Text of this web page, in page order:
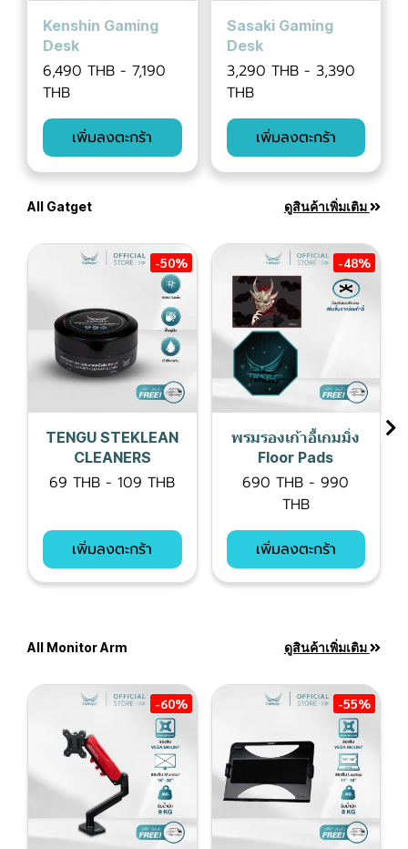
Kenshin Gaming
Desk
6,490 THB - 7,190
THB
เพิ่มลงตะกร้า
Sasaki Gaming
Desk
3,290 THB- 3,390
THB
เพิ่มลงตะกร้า
All Gatget ดูสินค้าเพิ่มเติม
-50%
TENGU STEKLEAN
CLEANERS
69 THB -109 THB
เพิ่มลงตะกร้า
-48%
พรมรองเก้าอี้เกมมิ่ง
Floor Pads
690 THB -990
THB
เพิ่มลงตะกร้า
All Monitor Arm ดูสินค้าเพิ่มเติม
-60% -55%